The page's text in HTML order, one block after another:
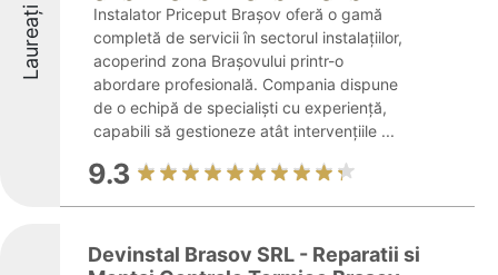
Laureați
Instalator Priceput Brașov oferă o gamă
completă de servicii în sectorul instalațiilor,
acoperind zona Brașovului printr-o
abordare profesională. Compania dispune
de o echipă de specialiști cu experiență,
capabili să gestioneze atât intervențiile ...
9.3
Devinstal Brasov SRL - Reparatii si